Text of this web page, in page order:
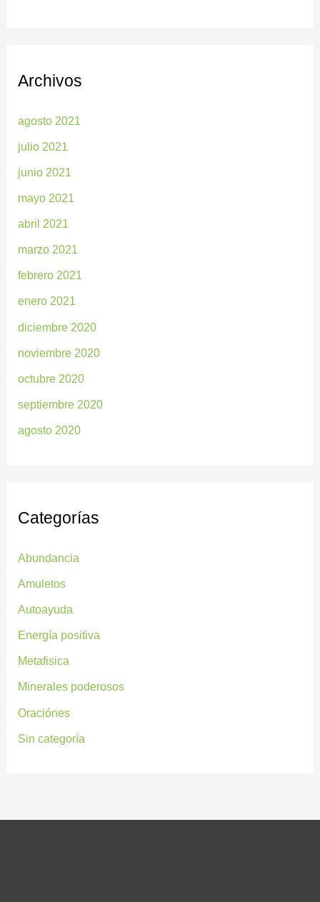
Archivos
agosto 2021
julio 2021
junio 2021
mayo 2021
abril 2021
marzo 2021
febrero 2021
enero 2021
diciembre 2020
noviembre 2020
octubre 2020
septiembre 2020
agosto 2020
Categorías
Abundancia
Amuletos
Autoayuda
Energía positiva
Metafisica
Minerales poderosos
Oraciónes
Sin categoría